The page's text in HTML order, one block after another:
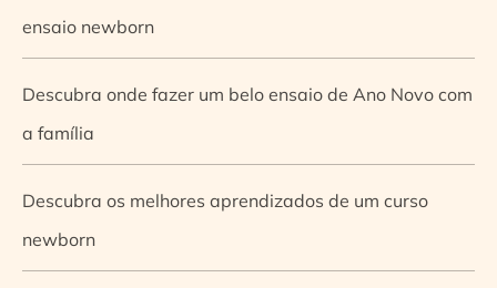
ensaio newborn
Descubra onde fazer um belo ensaio de Ano Novo com
a família
Descubra os melhores aprendizados de um curso
newborn